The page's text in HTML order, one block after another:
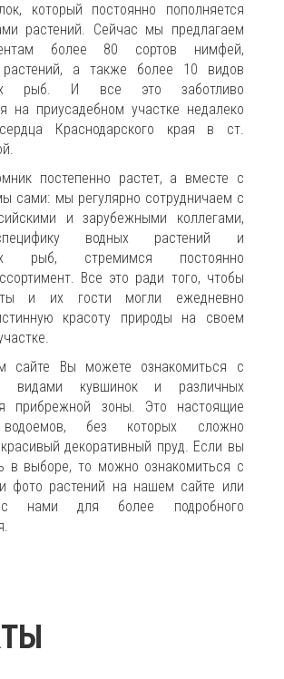
который постоянно пополняется
растений. Сейчас мы предлагаем
более 80 сортов нимфей,
а также более 10 видов
рыб. И все это заботливо
на приусадебном участке недалеко
Краснодарского края в ст.
постепенно растет, а вместе с
сами: мы регулярно сотрудничаем с
и зарубежными коллегами,
водных растений и
рыб, стремимся постоянно
Все это ради того, чтобы
и их гости могли ежедневно
красоту природы на своем
сайте Вы можете ознакомиться с
видами кувшинок и различных
прибрежной зоны. Это настоящие
водоемов, без которых сложно
декоративный пруд. Если вы
в выборе, то можно ознакомиться с
фото растений на нашем сайте или
с нами для более подробного